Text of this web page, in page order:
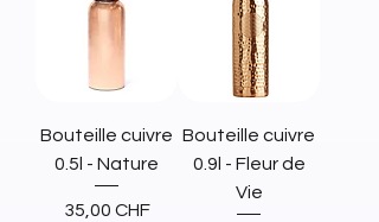
Bouteille cuivre
0.5l - Nature
Prix
35,00 CHF
Bouteille cuivre
0.9l - Fleur de
Vie